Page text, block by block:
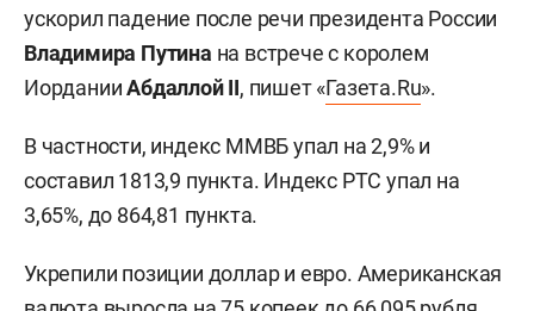
ускорил падение после речи президента России
Владимира Путина на встрече с королем
ИорданииАбдаллой II, пишет «Газета.Ru».
В частности, индекс ММВБ упал на 2,9% и
составил 1813,9 пункта. Индекс РТС упал на
3,65%, до 864,81 пункта.
Укрепили позиции доллар и евро. Американская